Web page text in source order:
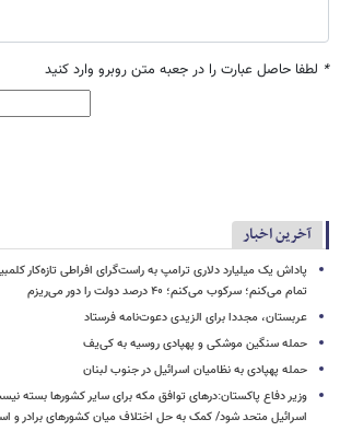
* لطفا حاصل عبارت را در جعبه متن روبرو وارد کنید
آخرین اخبار
پاداش یک میلیارد دلاری ترامپ به راست‌گرای افراطی تازه‌کار
تمام می‌کنم؛ سرکوب می‌کنم؛ ۴۰ درصد دولت را دور می‌ریزم
عربستان، مجددا برای الزیدی دعوت‌نامه فرستاد
حمله سنگین موشکی و پهپادی روسیه به کی‌یف
حمله پهپادی به نظامیان اسرائیل در جنوب لبنان
وزیر دفاع پاکستان:درهای توافق مکه برای سایر کشورها بسته
اسرائیل متحد شود/ کمک به حل اختلاف میان کشورهای برادر و